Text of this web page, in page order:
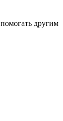
другим